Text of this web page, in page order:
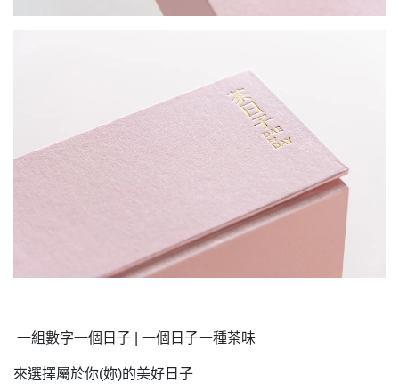
一組數字一個日子 | 一個日子一種茶味
來選擇屬於你(妳)的美好日子